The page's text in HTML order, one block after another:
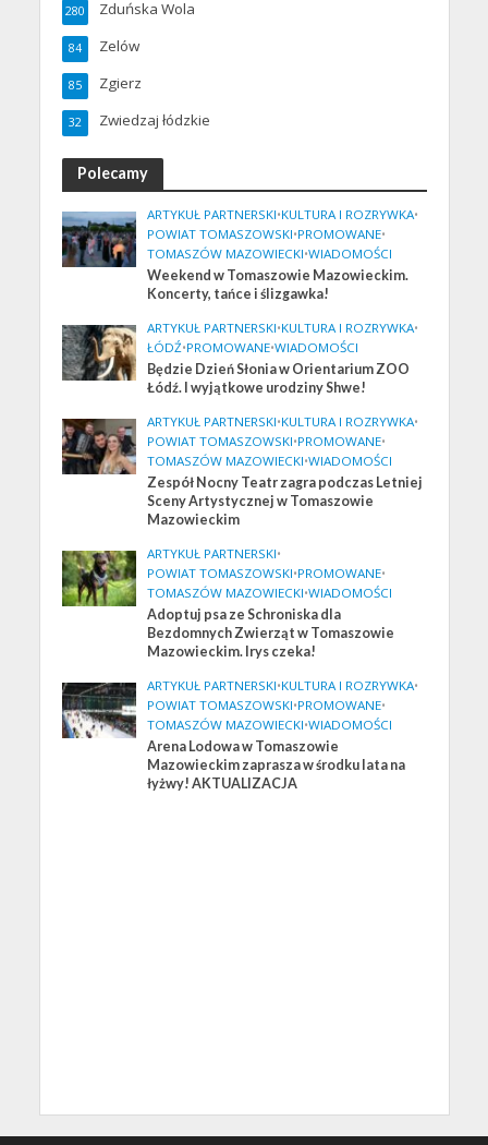
Zduńska Wola
280
Zelów
84
Zgierz
85
Zwiedzaj łódzkie
32
Polecamy
ARTYKUŁ PARTNERSKI•KULTURA I ROZRYWKA•
POWIAT TOMASZOWSKI•PROMOWANE•
TOMASZÓW MAZOWIECKI•WIADOMOŚCI
Weekend w Tomaszowie Mazowieckim.
Koncerty, tańce i ślizgawka!
ARTYKUŁ PARTNERSKI•KULTURA I ROZRYWKA•
ŁÓDŹ•PROMOWANE•WIADOMOŚCI
Będzie Dzień Słonia w Orientarium ZOO
Łódź. I wyjątkowe urodziny Shwe!
ARTYKUŁ PARTNERSKI•KULTURA I ROZRYWKA•
POWIAT TOMASZOWSKI•PROMOWANE•
TOMASZÓW MAZOWIECKI•WIADOMOŚCI
Zespół Nocny Teatr zagra podczas Letniej
Sceny Artystycznej w Tomaszowie
Mazowieckim
ARTYKUŁ PARTNERSKI•
POWIAT TOMASZOWSKI•PROMOWANE•
TOMASZÓW MAZOWIECKI•WIADOMOŚCI
Adoptuj psa ze Schroniska dla
Bezdomnych Zwierząt w Tomaszowie
Mazowieckim. Irys czeka!
ARTYKUŁ PARTNERSKI•KULTURA I ROZRYWKA•
POWIAT TOMASZOWSKI•PROMOWANE•
TOMASZÓW MAZOWIECKI•WIADOMOŚCI
Arena Lodowa w Tomaszowie
Mazowieckim zaprasza w środku lata na
łyżwy! AKTUALIZACJA